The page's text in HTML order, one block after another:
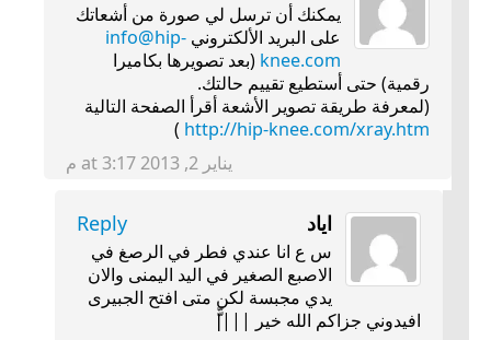
يمكنك أن ترسل لي صورة من أشعاتك
على البريد الألكتروني info@hip-
knee.com (بعد تصويرها بكاميرا
رقمية) حتى أستطيع تقييم حالتك.
(لمعرفة طريقة تصوير الأشعة أقرأ الصفحة التالية
http://hip-knee.com/xray.htm
)
يناير 2, 2013 at 3:17 م
اياد Reply
س ع انا عندي فطر في الرصغ في
الاصبع الصغير في اليد اليمنى والان
يدي مجبسة لكن متى افتح الجبيرى
افيدوني جزاكم الله خير ||||ّّ